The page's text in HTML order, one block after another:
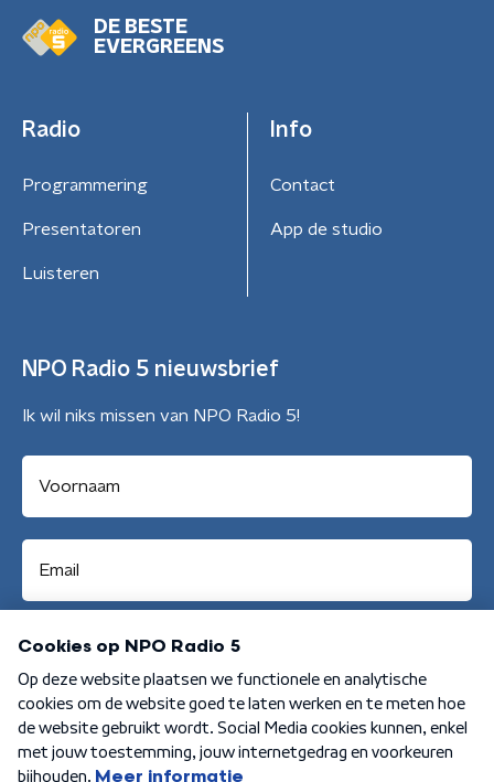
DE BESTE
EVERGREENS
Radio
Programmering
Presentatoren
Luisteren
Info
Contact
App de studio
NPO Radio 5 nieuwsbrief
Ik wil niks missen van NPO Radio 5!
Aanmelden
Algemene voorwaarden